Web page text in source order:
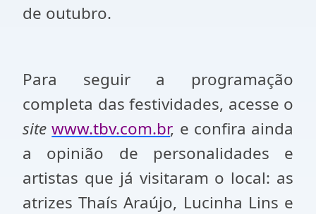
de outubro.
Para seguir a programação
completa das festividades, acesse o
site www.tbv.com.br, e confira ainda
a opinião de personalidades e
artistas que já visitaram o local: as
atrizes Thaís Araújo, Lucinha Lins e